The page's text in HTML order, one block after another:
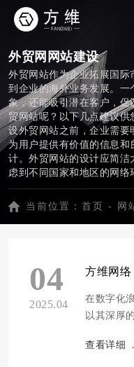
外贸网网站建设
外贸网站作为企业拓展国际
到企业的海外业务发展。
象，还能吸引潜在客户，
贸网站呢？以下几点建议供
设外贸网站之前，企业需要
为用户提供有价值的信息
计。外贸网站的设计应简
虑到不同国家和地区的网
化网站内容。外贸网站的
排名。此外，内容应具备一
此外，强化网站功能。一
定期对网站进行安全检查
统工程，企业需从多个方
网站，才能助力企业更好
当前位置： 首页 - 网
04
2025.04
在数字化
以其深厚
察和对用
查看详细